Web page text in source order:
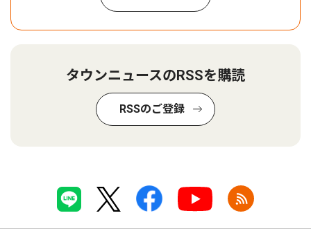
タウンニュースのRSSを購読
RSSのご登録